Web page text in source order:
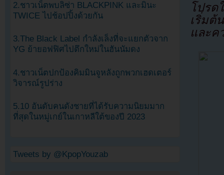
โปรด
เริ่มต้
และค
2.ชาวเน็ตพบลิซ่า BLACKPINK และมินะ
TWICE ไปช้อปปิ้งด้วยกัน
3.The Black Label กำลังเล็งที่จะแยกตัวจาก
YG ย้ายอฟฟิศไปตึกใหม่ในฮันนัมดง
4.ชาวเน็ตปกป้องคิมมินจูหลังถูกพวกเฮดเตอร์
วิจารณ์รูปร่าง
5.10 อันดับคนดังชายที่ได้รับความนิยมมาก
ที่สุดในหมู่เกย์ในเกาหลีใต้ของปี 2023
Tweets by @KpopYouzab